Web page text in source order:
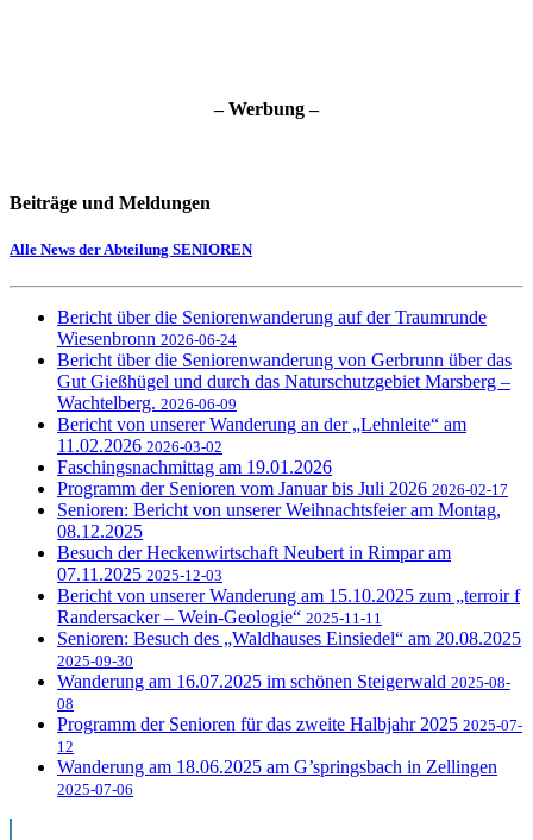
– Werbung –
Beiträge und Meldungen
Alle News der Abteilung SENIOREN
Bericht über die Seniorenwanderung auf der Traumrunde
Wiesenbronn 2026-06-24
Bericht über die Seniorenwanderung von Gerbrunn über das
Gut Gießhügel und durch das Naturschutzgebiet Marsberg –
Wachtelberg. 2026-06-09
Bericht von unserer Wanderung an der „Lehnleite“ am
11.02.2026 2026-03-02
Faschingsnachmittag am 19.01.2026
Programm der Senioren vom Januar bis Juli 2026 2026-02-17
Senioren: Bericht von unserer Weihnachtsfeier am Montag,
08.12.2025
Besuch der Heckenwirtschaft Neubert in Rimpar am
07.11.2025 2025-12-03
Bericht von unserer Wanderung am 15.10.2025 zum „terroir f
Randersacker – Wein-Geologie“ 2025-11-11
Senioren: Besuch des „Waldhauses Einsiedel“ am 20.08.2025
2025-09-30
Wanderung am 16.07.2025 im schönen Steigerwald 2025-08-
08
Programm der Senioren für das zweite Halbjahr 2025 2025-07-
12
Wanderung am 18.06.2025 am G’springsbach in Zellingen
2025-07-06